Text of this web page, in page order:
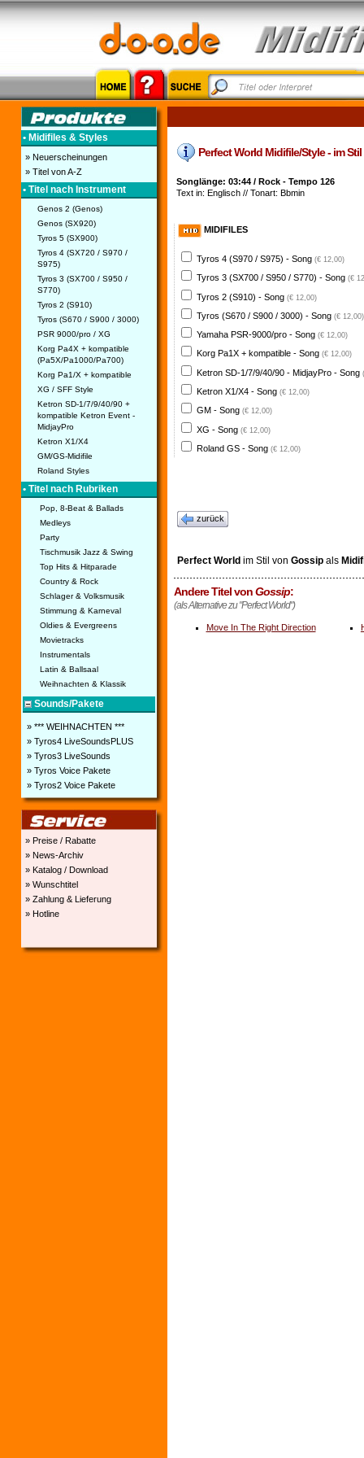
• Midifiles & Styles
» Neuerscheinungen
» Titel von A-Z
• Titel nach Instrument
Genos 2 (Genos)
Genos (SX920)
Tyros 5 (SX900)
Tyros 4 (SX720 / S970 /
S975)
Tyros 3 (SX700 / S950 /
S770)
Tyros 2 (S910)
Tyros (S670 / S900 / 3000)
PSR 9000/pro / XG
Korg Pa4X + kompatible
(Pa5X/Pa1000/Pa700)
Korg Pa1/X + kompatible
XG / SFF Style
Ketron SD-1/7/9/40/90 +
kompatible Ketron Event -
MidjayPro
Ketron X1/X4
GM/GS-Midifile
Roland Styles
• Titel nach Rubriken
Pop, 8-Beat & Ballads
Medleys
Party
Tischmusik Jazz & Swing
Top Hits & Hitparade
Country & Rock
Schlager & Volksmusik
Stimmung & Karneval
Oldies & Evergreens
Movietracks
Instrumentals
Latin & Ballsaal
Weihnachten & Klassik
Sounds/Pakete
» *** WEIHNACHTEN ***
» Tyros4 LiveSoundsPLUS
» Tyros3 LiveSounds
» Tyros Voice Pakete
» Tyros2 Voice Pakete
» Preise / Rabatte
» News-Archiv
» Katalog / Download
» Wunschtitel
» Zahlung & Lieferung
» Hotline
Perfect World Midifile/Style - im
Songlänge: 03:44 / Rock - Tempo 126
Text in: Englisch // Tonart: Bbmin
MIDIFILES
Tyros 4 (S970 / S975) - Song (€ 12,00)
Tyros 3 (SX700 / S950 / S770) - Song (€
Tyros 2 (S910) - Song (€ 12,00)
Tyros (S670 / S900 / 3000) - Song (€ 12,00)
Yamaha PSR-9000/pro - Song (€ 12,00)
Korg Pa1X + kompatible - Song (€ 12,00)
Ketron SD-1/7/9/40/90 - MidjayPro - Song
Ketron X1/X4 - Song (€ 12,00)
GM - Song (€ 12,00)
XG - Song (€ 12,00)
Roland GS - Song (€ 12,00)
zurück
Perfect World im Stil von Gossipals
Andere Titel vonGossip:
(als Alternative zu "Perfect World")
Move In The Right Direction